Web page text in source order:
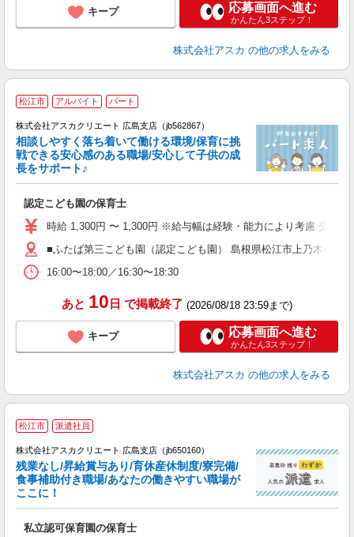
キープ 応募画面へ進む
かんたん3ステップ！
株式会社アスカ の他の求人をみる
松江市 アルバイト パート
株式会社アスカクリエート 広島支店（jb562867）
相談しやすく落ち着いて働ける環境/保育に挑
戦できる安心感のある職場/安心して子供の成
長をサポート♪
認定こども園の保育士
時給 1,300円 〜 1,300円 ※給与幅は経験・能力により考慮 交通費
■ふたば第三こども園（認定こども園） 島根県松江市上乃木4丁目
16:00〜18:00／16:30〜18:30
あと 10 日 で掲載終了 (2026/08/18 23:59まで)
キープ 応募画面へ進む
かんたん3ステップ！
株式会社アスカ の他の求人をみる
松江市 派遣社員
株式会社アスカクリエート 広島支店（jb650160）
残業なし/昇給賞与あり/育休産休制度/寮完備/
食事補助付き職場/あなたの働きやすい職場が
ここに！
私立認可保育園の保育士